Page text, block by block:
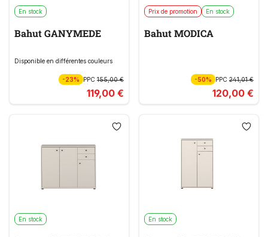
En stock
Bahut GANYMEDE
Disponible en différentes couleurs
-23% PPC 155,00 €
119,00 €
Prix de promotion En stock
Bahut MODICA
-50% PPC241,01 €
120,00 €
En stock En stock